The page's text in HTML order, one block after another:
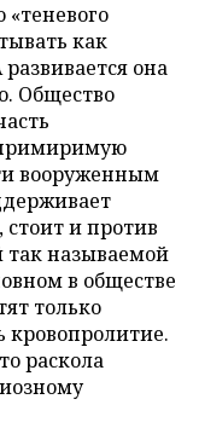
«теневого
как
она
Общество
вооруженным
стоит и против
так называемой
в обществе
только
кровопролитие.
раскола